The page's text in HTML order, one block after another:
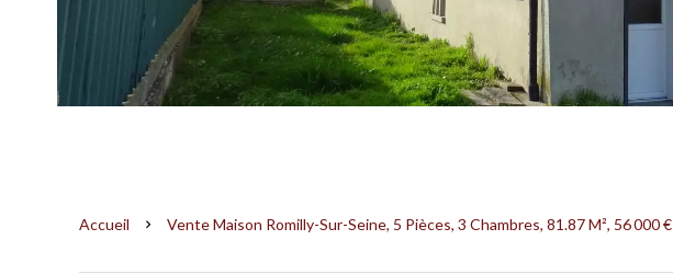
Accueil Vente Maison Romilly-Sur-Seine, 5 Pièces, 3 Chambres, 81.87 M², 56 000 €